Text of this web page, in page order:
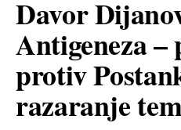
Davor
Antigeneza –
protiv
razaranje